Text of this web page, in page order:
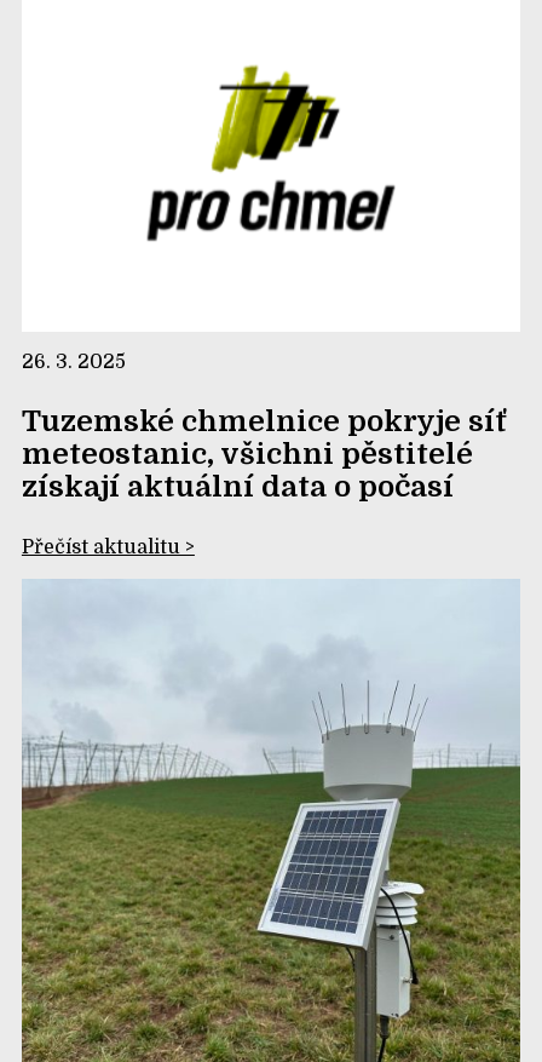
26. 3. 2025
Tuzemské chmelnice pokryje síť
meteostanic, všichni pěstitelé
získají aktuální data o počasí
Přečíst aktualitu >